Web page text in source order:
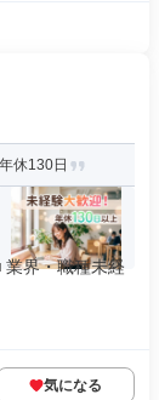
休130日
業界・職種未経
気になる